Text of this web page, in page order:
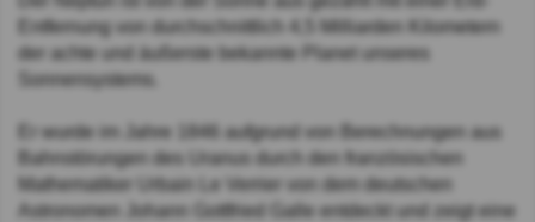
Entfernung von durchschnittlich 4,5 Milliarden Kilometern
der achte und äußerste bekannte Planet unseres
Sonnensystems.
Er wurde im Jahre 1846 aufgrund von Berechnungen aus
Bahnstörungen des Uranus durch den französischen
Mathematiker Urbain Le Verrier von dem deutschen
Astronomen Johann Gottfried Galle entdeckt und zeigt eine